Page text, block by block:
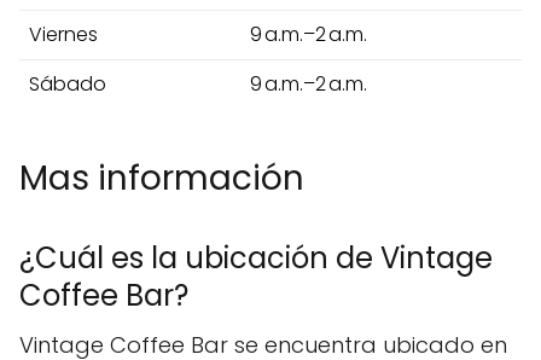
Viernes
9 a.m.–2 a.m.
Sábado
9 a.m.–2 a.m.
Mas información
¿Cuál es la ubicación de Vintage
Coffee Bar?
Vintage Coffee Bar se encuentra ubicado en